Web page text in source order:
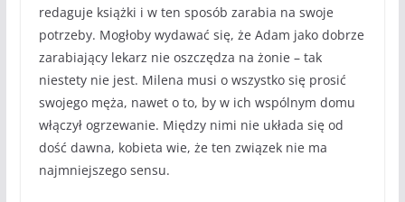
redaguje książki i w ten sposób zarabia na swoje
potrzeby. Mogłoby wydawać się, że Adam jako dobrze
zarabiający lekarz nie oszczędza na żonie – tak
niestety nie jest. Milena musi o wszystko się prosić
swojego męża, nawet o to, by w ich wspólnym domu
włączył ogrzewanie. Między nimi nie układa się od
dość dawna, kobieta wie, że ten związek nie ma
najmniejszego sensu.